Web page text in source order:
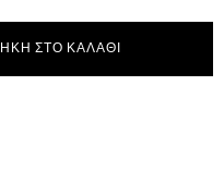
ΣΤΟ ΚΑΛΆΘΙ